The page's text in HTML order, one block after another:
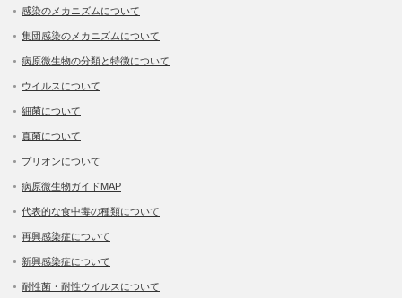
感染のメカニズムについて
集団感染のメカニズムについて
病原微生物の分類と特徴について
ウイルスについて
細菌について
真菌について
プリオンについて
病原微生物ガイドMAP
代表的な食中毒の種類について
再興感染症について
新興感染症について
耐性菌・耐性ウイルスについて